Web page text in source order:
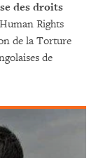
des droits
Rights
de la Torture
de